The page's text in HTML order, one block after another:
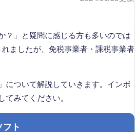
？」と疑問に感じる方も多いのでは
ましたが、免税事業者・課税事業者
について解説していきます。インボ
みてください。
フト